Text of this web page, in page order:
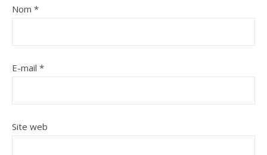
Nom *
E-mail *
Site web